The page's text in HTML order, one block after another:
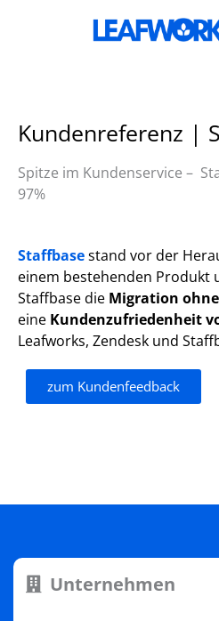
Kundenreferenz |
Spitze im Kundenservice –
97%
Staffbasestand vor der
einem bestehenden
Staffbase die Migration
eine Kundenzufriedenheit
Leafworks, Zendesk und
zum Kundenfeedback
Unternehmen